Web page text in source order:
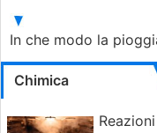
In che modo la
Chimica